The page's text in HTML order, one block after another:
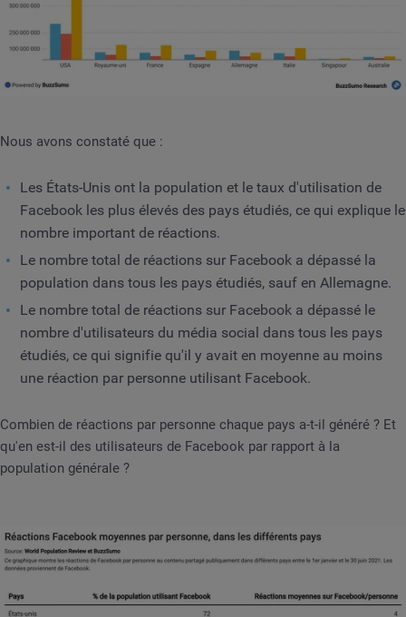
Nous avons constaté que :
Les États-Unis ont la population et le taux d'utilisation de
Facebook les plus élevés des pays étudiés, ce qui explique le
nombre important de réactions.
Le nombre total de réactions sur Facebook a dépassé la
population dans tous les pays étudiés, sauf en Allemagne.
Le nombre total de réactions sur Facebook a dépassé le
nombre d'utilisateurs du média social dans tous les pays
étudiés, ce qui signifie qu'il y avait en moyenne au moins
une réaction par personne utilisant Facebook.
Combien de réactions par personne chaque pays a-t-il généré ? Et
qu'en est-il des utilisateurs de Facebook par rapport à la
population générale ?